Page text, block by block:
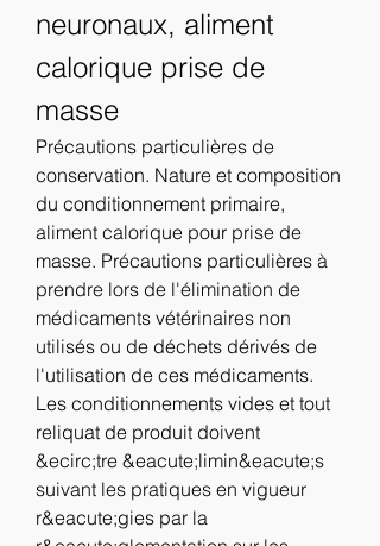
neuronaux, aliment
calorique prise de
masse
Précautions particulières de
conservation. Nature et composition
du conditionnement primaire,
aliment calorique pour prise de
masse. Précautions particulières à
prendre lors de l'élimination de
médicaments vétérinaires non
utilisés ou de déchets dérivés de
l'utilisation de ces médicaments.
Les conditionnements vides et tout
reliquat de produit doivent
&ecirc;tre &eacute;limin&eacute;s
suivant les pratiques en vigueur
r&eacute;gies par la